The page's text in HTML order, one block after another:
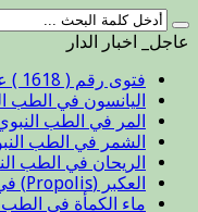
عاجل_ اخبار الدار
فتوى رقم ( 1618 ) عدة المخلوعة
اليانسون في الطب
المر في الطب
الشمر في الطب
الريحان في الطب
العكبر (Propolis) في الطب النبوي: الشفاء من خيرات النحل
ماء الكمأة في الطب